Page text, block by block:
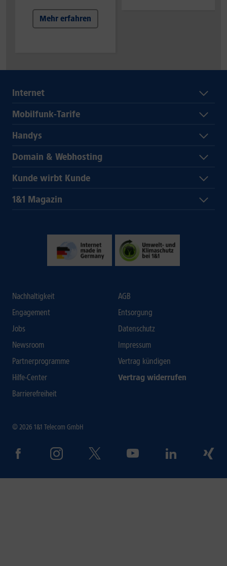
Mehr erfahren
Internet
Mobilfunk-Tarife
Handys
Domain & Webhosting
Kunde wirbt Kunde
1&1 Magazin
Nachhaltigkeit
Engagement
Jobs
Newsroom
Partnerprogramme
Hilfe-Center
Barrierefreiheit
AGB
Entsorgung
Datenschutz
Impressum
Vertrag kündigen
Vertrag widerrufen
© 2026 1&1 Telecom GmbH